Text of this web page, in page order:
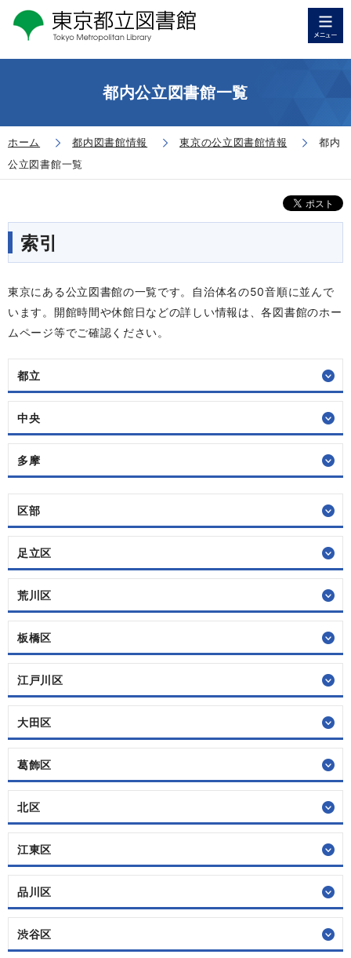
都内公立図書館一覧
ホーム 都内図書館情報 東京の公立図書館情報
都内
公立図書館一覧
索引
東京にある公立図書館の一覧です。自治体名の50音順に並んで
います。開館時間や休館日などの詳しい情報は、各図書館のホー
ムページ等でご確認ください。
都立
中央
多摩
区部
足立区
荒川区
板橋区
江戸川区
大田区
葛飾区
北区
江東区
品川区
渋谷区